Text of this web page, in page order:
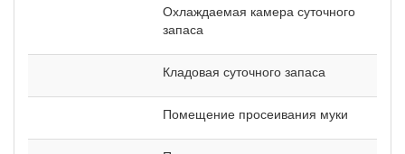
Охлаждаемая камера суточного
запаса
Кладовая суточного запаса
Помещение просеивания муки